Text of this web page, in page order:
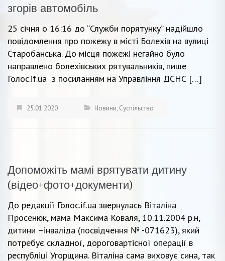
згорів автомобіль
25 січня о 16:16 до “Служби порятунку” надійшло
повідомлення про пожежу в місті Болехів на вулиці
Старобанська. До місця пожежі негайно було
направлено болехівських рятувальників, пише
Голос.if.ua з посиланням на Управління ДСНС […]
25.01.2020 Новини, Суспільство
Допоможіть мамі врятувати дитину
(відео+фото+документи)
До редакції Голос.if.ua звернулась Віталіна
Просенюк, мама Максима Коваля, 10.11.2004 р.н,
дитини –інваліда (посвідчення № -071623), який
потребує складної, дороговартісної операції в
республіці Угорщина. Віталіна сама виховує сина, так